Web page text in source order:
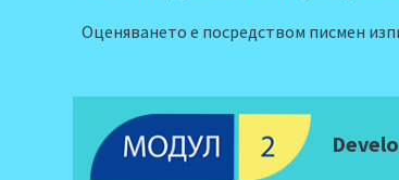
Оценяването е посредством писмен